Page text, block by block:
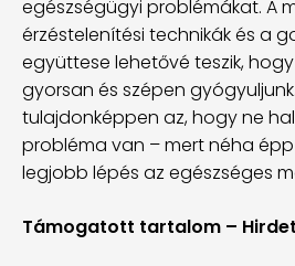
egészségügyi problémákat. A
érzéstelenítési technikák és a
együttese lehetővé teszik,
gyorsan és szépen
tulajdonképpen az, hogy ne
probléma van – mert néha
legjobb lépés az egészséges
Támogatott tartalom –